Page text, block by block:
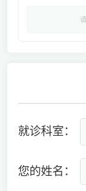
就诊科室：
您的姓名：